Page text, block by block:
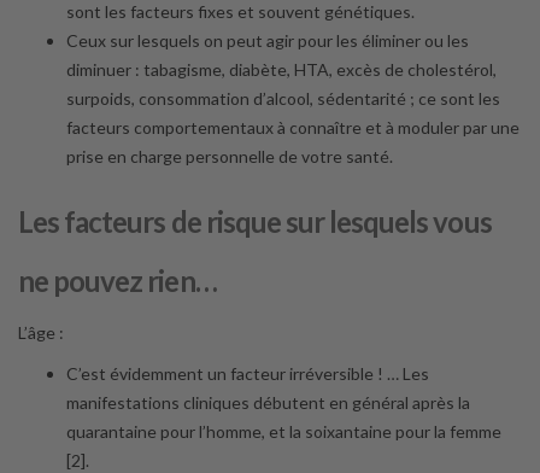
sont les facteurs fixes et souvent génétiques.
Ceux sur lesquels on peut agir pour les éliminer ou les
diminuer : tabagisme, diabète, HTA, excès de cholestérol,
surpoids, consommation d’alcool, sédentarité ; ce sont les
facteurs comportementaux à connaître et à moduler par une
prise en charge personnelle de votre santé.
Les facteurs de risque sur lesquels vous
ne pouvez rien…
L’âge :
C’est évidemment un facteur irréversible ! … Les
manifestations cliniques débutent en général après la
quarantaine pour l’homme, et la soixantaine pour la femme
[2].